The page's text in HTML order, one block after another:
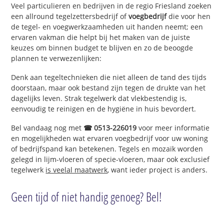
Veel particulieren en bedrijven in de regio Friesland zoeken
een allround tegelzettersbedrijf ofvoegbedrijfdie voor hen
de tegel- en voegwerkzaamheden uit handen neemt; een
ervaren vakman die helpt bij het maken van de juiste
keuzes om binnen budget te blijven en zo de beoogde
plannen te verwezenlijken:
Denk aan tegeltechnieken die niet alleen de tand des tijds
doorstaan, maar ook bestand zijn tegen de drukte van het
dagelijks leven. Strak tegelwerk dat vlekbestendig is,
eenvoudig te reinigen en de hygiëne in huis bevordert.
Bel vandaag nog met ☎ 0513-226019 voor meer informatie
en mogelijkheden wat ervaren voegbedrijf voor uw woning
of bedrijfspand kan betekenen. Tegels en mozaïk worden
gelegd in lijm-vloeren of specie-vloeren, maar ook exclusief
tegelwerk is veelal maatwerk, want ieder project is anders.
Geen tijd of niet handig genoeg? Bel!